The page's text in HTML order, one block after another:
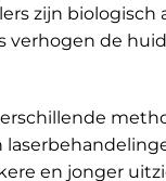
zijn
verhogen de
en jonger